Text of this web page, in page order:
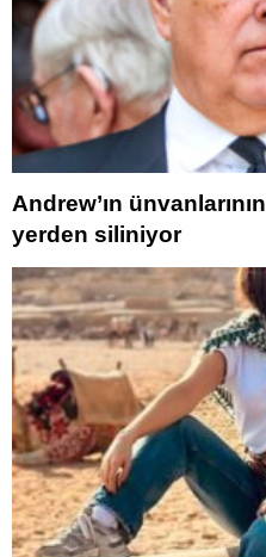
Andrew’ın
yerden siliniyor